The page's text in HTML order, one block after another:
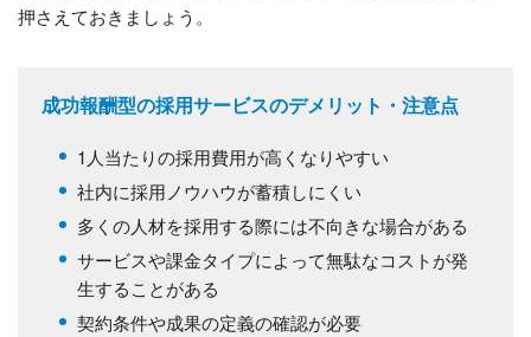
押さえておきましょう。
成功報酬型の採用サービスのデメリット・注意点
1人当たりの採用費用が高くなりやすい
社内に採用ノウハウが蓄積しにくい
多くの人材を採用する際には不向きな場合がある
サービスや課金タイプによって無駄なコストが発
生することがある
契約条件や成果の定義の確認が必要